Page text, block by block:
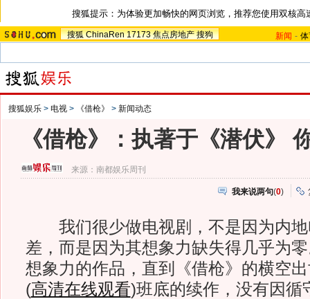
搜狐提示：为体验更加畅快的网页浏览，推荐您使用双核高
搜狐 ChinaRen 17173 焦点房地产 搜狗 新闻 -
搜狐娱乐 > 电视 > 《借枪》 > 新闻动态
《借枪》：执著于《潜伏》
来源：南都娱乐周刊
我来说两句(0)
我们很少做电视剧，不是因为内地
差，而是因为其想象力缺失得几乎为
想象力的作品，直到《借枪》的横空
(高清在线观看)班底的续作，没有因循